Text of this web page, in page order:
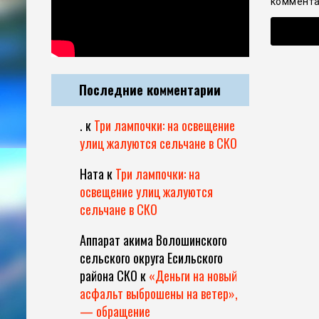
Последние комментарии
. кТри лампочки: на освещение
улиц жалуются сельчане в СКО
Ната кТри лампочки: на
освещение улиц жалуются
сельчане в СКО
Аппарат акима Волошинского
сельского округа Есильского
района СКО к«Деньги на новый
асфальт выброшены на ветер»,
— обращение